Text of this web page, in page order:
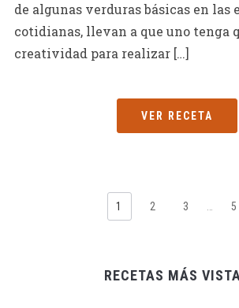
de algunas verduras básicas en las
cotidianas, llevan a que uno tenga
creatividad para realizar […]
VER RECETA
1 2 3 … 5
RECETAS MÁS